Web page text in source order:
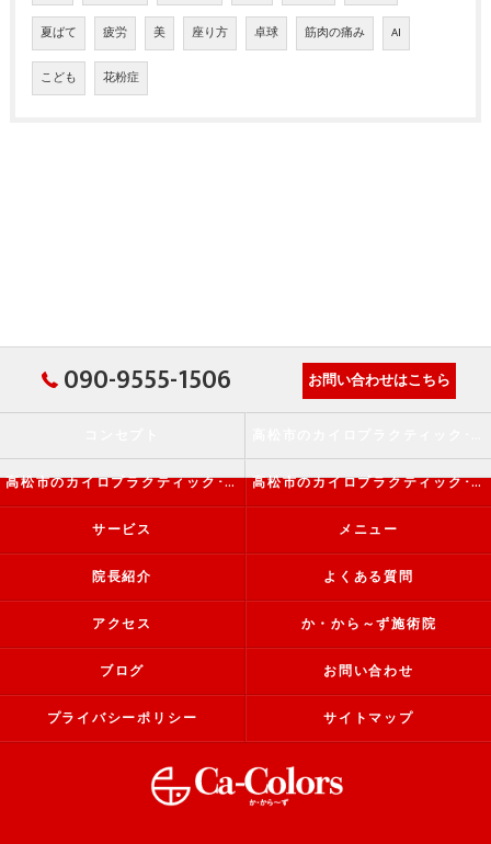
夏ばて 疲労 美 座り方 卓球 筋肉の痛み AI
こども 花粉症
090-9555-1506 お問い合わせはこちら
高松市のカイロプラクティック･か・から～ず施術院の評判 高松市のカイロプラクティック･か・から～ず施術院のお客様の声
サービス メニュー
院長紹介 よくある質問
アクセス か・から～ず施術院
ブログ お問い合わせ
プライバシーポリシー サイトマップ